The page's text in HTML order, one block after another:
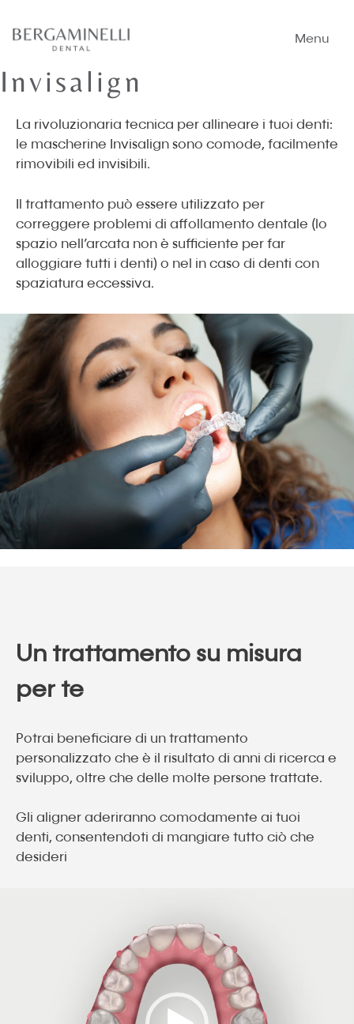
contenuto
Menu
Invisalign
La rivoluzionaria tecnica per allineare i tuoi denti:
le mascherine Invisalign sono comode, facilmente
rimovibili ed invisibili.
Il trattamento può essere utilizzato per
correggere problemi di affollamento dentale (lo
spazio nell’arcata non è sufficiente per far
alloggiare tutti i denti) o nel in caso di denti con
spaziatura eccessiva.
Un trattamento su misura
per te
Potrai beneficiare di un trattamento
personalizzato che è il risultato di anni di ricerca e
sviluppo, oltre che delle molte persone trattate.
Gli aligner aderiranno comodamente ai tuoi
denti, consentendoti di mangiare tutto ciò che
desideri